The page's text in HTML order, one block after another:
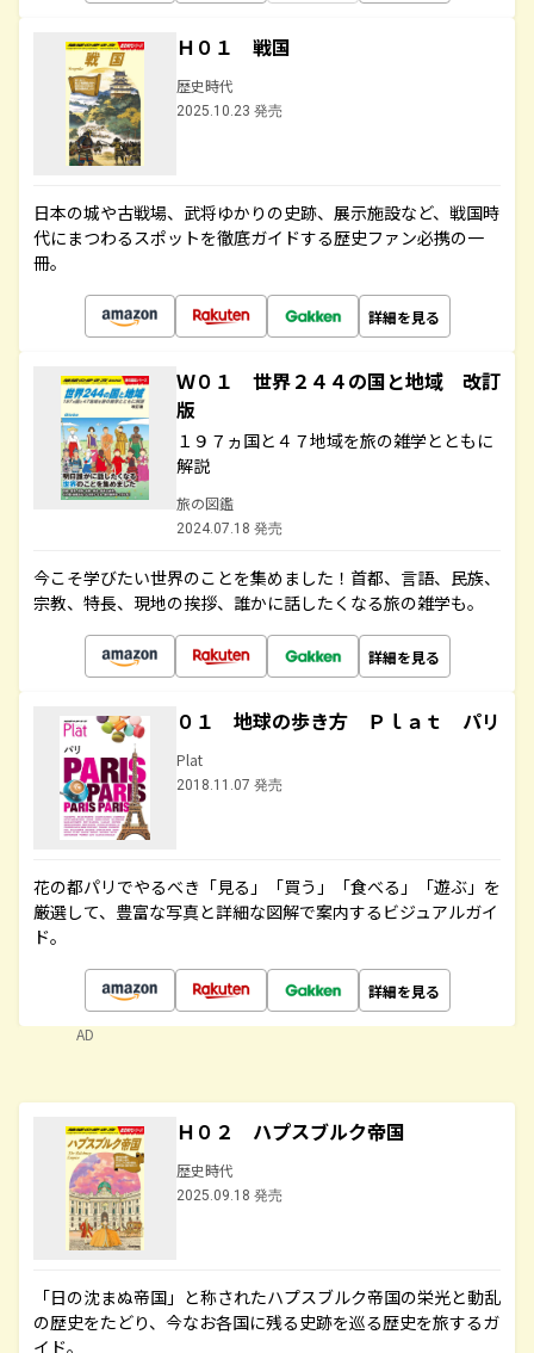
Ｈ０１ 戦国
歴史時代
2025.10.23 発売
日本の城や古戦場、武将ゆかりの史跡、展示施設など、戦国時
代にまつわるスポットを徹底ガイドする歴史ファン必携の一
冊。
詳細を見る
Ｗ０１ 世界２４４の国と地域 改訂
版
１９７ヵ国と４７地域を旅の雑学とともに
解説
旅の図鑑
2024.07.18 発売
今こそ学びたい世界のことを集めました！首都、言語、民族、
宗教、特長、現地の挨拶、誰かに話したくなる旅の雑学も。
詳細を見る
０１ 地球の歩き方 Ｐｌａｔ パリ
Plat
2018.11.07 発売
花の都パリでやるべき「見る」「買う」「食べる」「遊ぶ」を
厳選して、豊富な写真と詳細な図解で案内するビジュアルガイ
ド。
詳細を見る
AD
Ｈ０２ ハプスブルク帝国
歴史時代
2025.09.18 発売
「日の沈まぬ帝国」と称されたハプスブルク帝国の栄光と動乱
の歴史をたどり、今なお各国に残る史跡を巡る歴史を旅するガ
イド。